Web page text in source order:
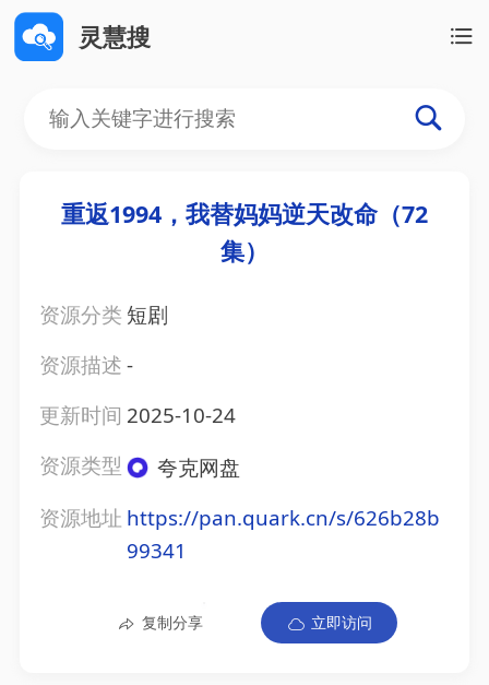
灵慧搜
重返1994，我替妈妈逆天改命（72
集）
资源分类 短剧
资源描述-
更新时间 2025-10-24
资源类型
夸克网盘
资源地址 https://pan.quark.cn/s/626b28b
99341
复制分享 立即访问